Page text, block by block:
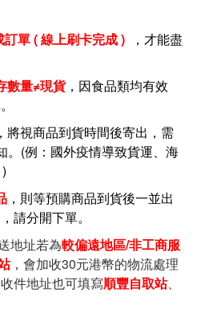
單 ( 線上刷卡完成 )
，才能盡
數量≠現貨，因食品類均有效
將視商品到貨時間後寄出，需
(例：國外疫情導致貨運、海
，則等預購商品到貨後一並出
請分開下單。
地址若為較偏遠地區/非工商服
，會加收30元港幣的物流處理
件地址也可填寫順豐自取站、